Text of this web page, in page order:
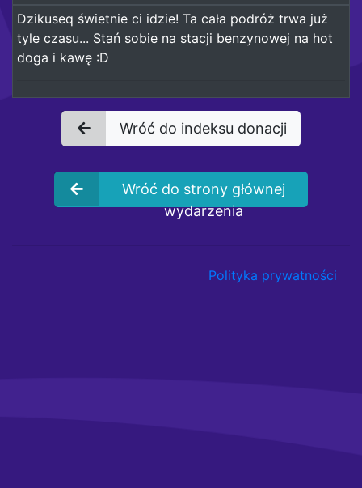
Dzikuseq świetnie ci idzie! Ta cała podróż trwa już
tyle czasu... Stań sobie na stacji benzynowej na hot
doga i kawę :D
Wróć do indeksu donacji
Wróć do strony głównej
wydarzenia
Polityka prywatności